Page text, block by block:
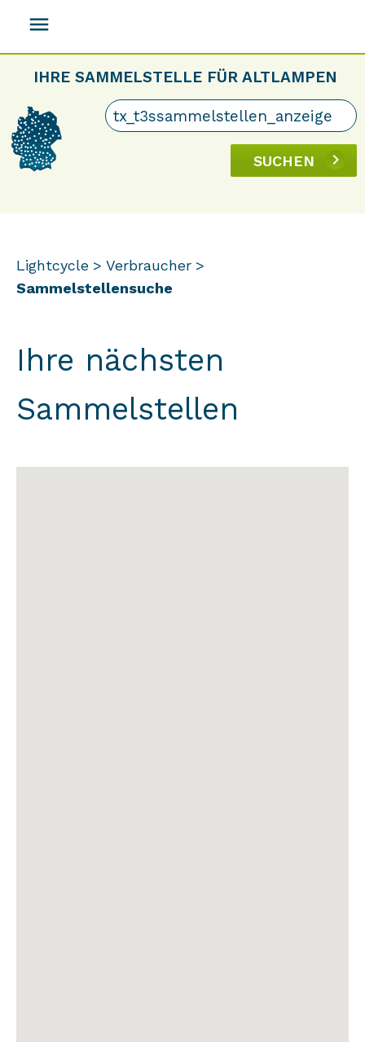
menu
IHRE SAMMELSTELLE FÜR ALTLAMPEN
SUCHEN
Lightcycle
Verbraucher
Sammelstellensuche
Ihre nächsten
Sammelstellen